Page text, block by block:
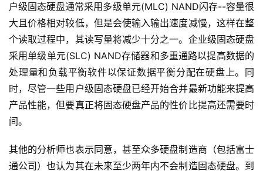
户级固态硬盘通常采用多级单元(MLC) NAND闪存--容量很
大且价格相对较低，但是会使输入输出速度减慢，这样在整
个读取过程中，其读写量将减少十分之一。企业级固态硬盘
采用单级单元(SLC) NAND存储器和多重通路以提高数据的
处理量和负载平衡软件以保证数据平衡分配在硬盘上。同
时，尽管一些用户级固态硬盘已经开始合并最新功能来提高
产品性能，但要真正将固态硬盘产品的性价比提高还需要时
间。
其他的分析师也表示同意，甚至众多硬盘制造商（包括富士
通公司）也认为其在未来至少两年内不会制造固态硬盘。到